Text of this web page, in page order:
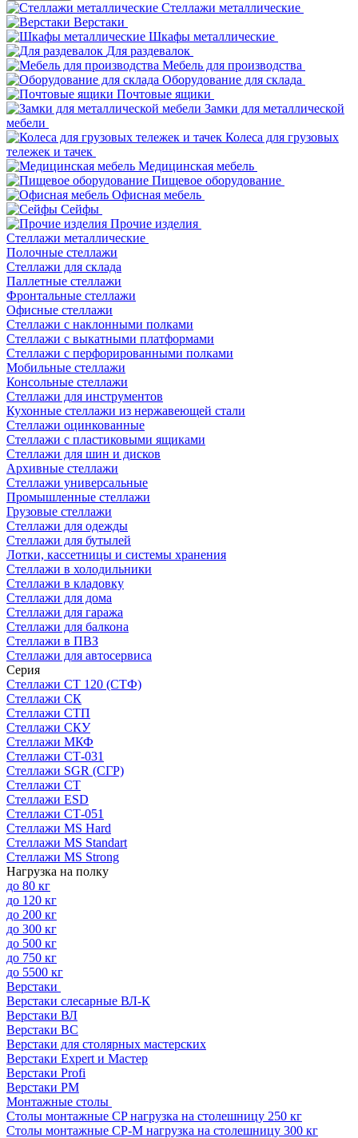
Стеллажи металлические
Верстаки
Шкафы металлические
Для раздевалок
Мебель для производства
Оборудование для склада
Почтовые ящики
Замки для металлической
мебели
Колеса для грузовых
тележек и тачек
Медицинская мебель
Пищевое оборудование
Офисная мебель
Сейфы
Прочие изделия
Стеллажи металлические
Полочные стеллажи
Стеллажи для склада
Паллетные стеллажи
Фронтальные стеллажи
Офисные стеллажи
Стеллажи с наклонными полками
Стеллажи с выкатными платформами
Стеллажи с перфорированными полками
Мобильные стеллажи
Консольные стеллажи
Стеллажи для инструментов
Кухонные стеллажи из нержавеющей стали
Стеллажи оцинкованные
Стеллажи с пластиковыми ящиками
Стеллажи для шин и дисков
Архивные стеллажи
Стеллажи универсальные
Промышленные стеллажи
Грузовые стеллажи
Стеллажи для одежды
Стеллажи для бутылей
Лотки, кассетницы и системы хранения
Стеллажи в холодильники
Стеллажи в кладовку
Стеллажи для дома
Стеллажи для гаража
Стеллажи для балкона
Стеллажи в ПВЗ
Стеллажи для автосервиса
Серия
Стеллажи СТ 120 (СТФ)
Стеллажи СК
Стеллажи СТП
Стеллажи СКУ
Стеллажи МКФ
Стеллажи СТ-031
Стеллажи SGR (СГР)
Стеллажи СТ
Стеллажи ESD
Стеллажи СТ-051
Стеллажи MS Hard
Стеллажи MS Standart
Стеллажи MS Strong
Нагрузка на полку
до 80 кг
до 120 кг
до 200 кг
до 300 кг
до 500 кг
до 750 кг
до 5500 кг
Верстаки
Верстаки слесарные ВЛ-К
Верстаки ВЛ
Верстаки ВС
Верстаки для столярных мастерских
Верстаки Expert и Мастер
Верстаки Profi
Верстаки РМ
Монтажные столы
Столы монтажные СP нагрузка на столешницу 250 кг
Столы монтажные СР-М нагрузка на столешницу 300 кг